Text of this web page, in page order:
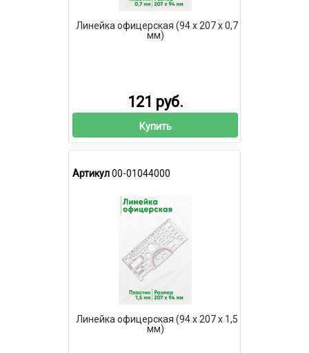
Линейка офицерская (94 х 207 х 0,7
мм)
121 руб.
Купить
Артикул00-01044000
Линейка офицерская (94 х 207 х 1,5
мм)